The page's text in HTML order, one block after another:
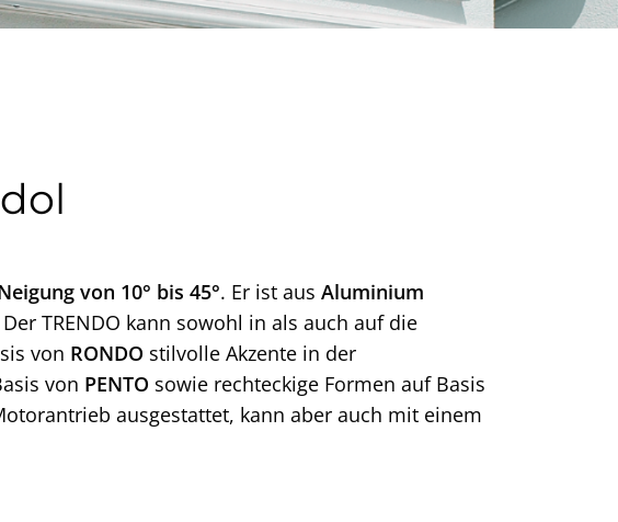
von 10° bis 45°. Er ist aus Aluminium
TRENDO kann sowohl in als auch auf die
von RONDO stilvolle Akzente in der
von PENTO sowie rechteckige Formen auf Basis
ausgestattet, kann aber auch mit einem